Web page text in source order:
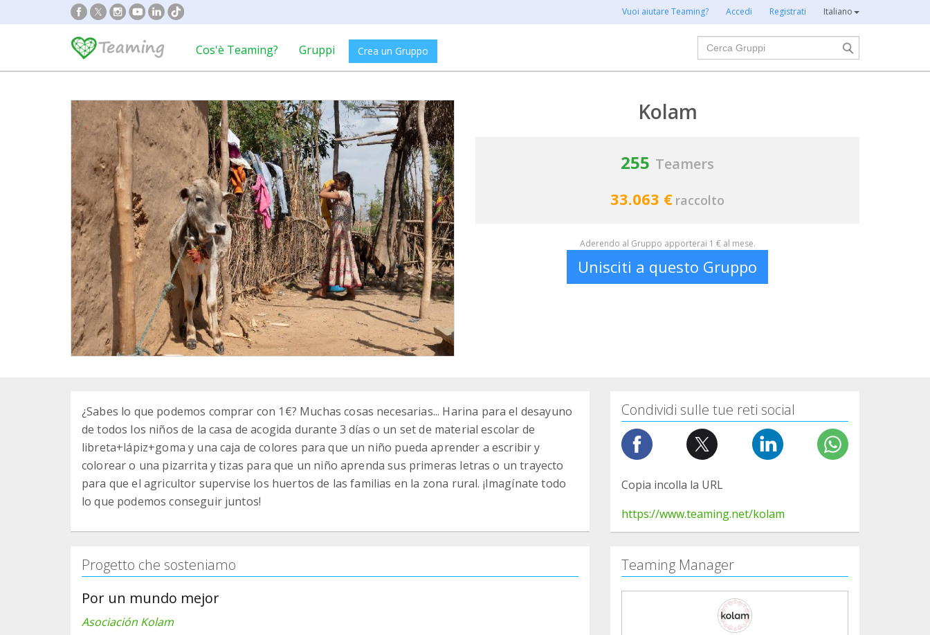
Vuoi aiutare Teaming? Accedi Registrati Italiano
Cos'è Teaming? Gruppi Crea un Gruppo
Cerca
Kolam
255 Teamers
33.063 € raccolto
Aderendo al Gruppo apporterai 1 € al mese.
Unisciti a questo Gruppo
¿Sabes lo que podemos comprar con 1€? Muchas cosas necesarias... Harina para el desayuno
de todos los niños de la casa de acogida durante 3 días o un set de material escolar de
libreta+lápiz+goma y una caja de colores para que un niño pueda aprender a escribir y
colorear o una pizarrita y tizas para que un niño aprenda sus primeras letras o un trayecto
para que el agricultor supervise los huertos de las familias en la zona rural. ¡Imagínate todo
lo que podemos conseguir juntos!
Progetto che sosteniamo
Por un mundo mejor
Asociación Kolam
Condividi sulle tue reti social
Copia incolla la URL
https://www.teaming.net/kolam
Teaming Manager